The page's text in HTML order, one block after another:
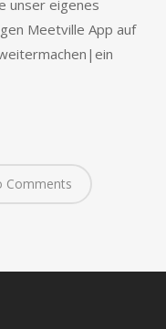
unser eigenes
Meetville App auf
Comments